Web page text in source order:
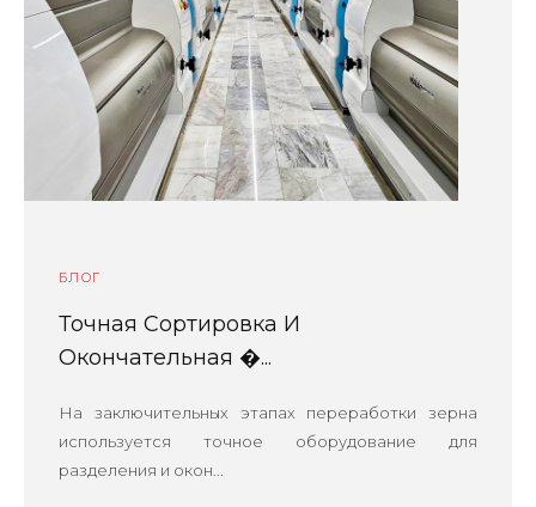
БЛОГ
Точная Сортировка И
Окончательная �...
На заключительных этапах переработки зерна
используется точное оборудование для
разделения и окон...